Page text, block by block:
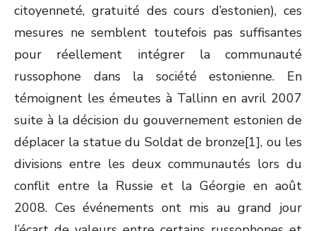
citoyenneté, gratuité des cours d’estonien), ces
mesures ne semblent toutefois pas suffisantes
pour réellement intégrer la communauté
russophone dans la société estonienne. En
témoignent les émeutes à Tallinn en avril 2007
suite à la décision du gouvernement estonien de
déplacer la statue du Soldat de bronze[1], ou les
divisions entre les deux communautés lors du
conflit entre la Russie et la Géorgie en août
2008. Ces événements ont mis au grand jour